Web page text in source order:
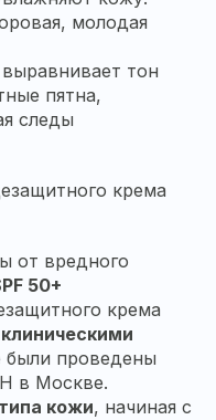
молодая
тон
пятна,
следы
крема
от вредного
50+
крема
были проведены
в Москве.
кожи, начиная с